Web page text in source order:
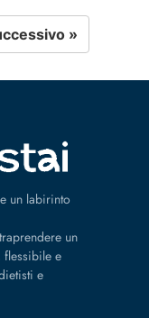
»
un labirinto
un
e
e